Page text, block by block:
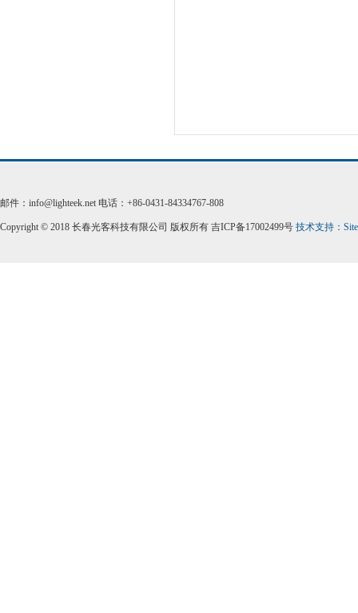
邮件：info@lighteek.net 电话：+86-0431-84334767-808
Copyright © 2018 长春光客科技有限公司 版权所有 吉ICP备17002499号 技术支持：